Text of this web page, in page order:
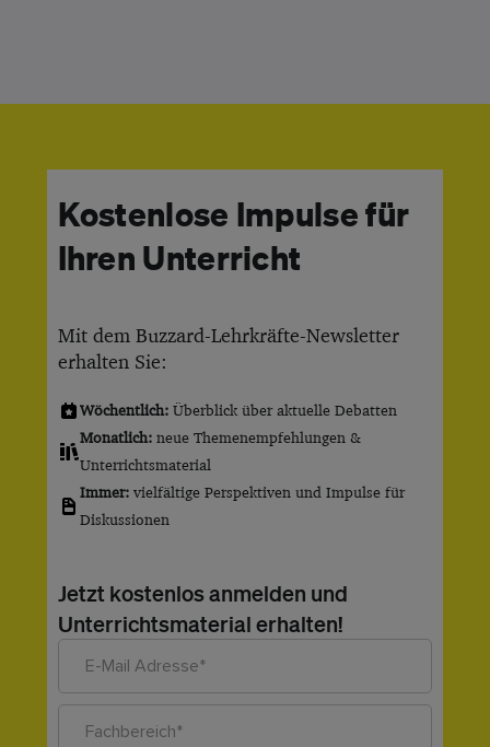
Kostenlose Impulse für
Ihren Unterricht
Mit dem Buzzard-Lehrkräfte-Newsletter
erhalten Sie:
Wöchentlich:Überblick über aktuelle Debatten
Monatlich:neue Themenempfehlungen &
Unterrichtsmaterial
Immer:vielfältige Perspektiven und Impulse für
Diskussionen
Jetzt kostenlos anmelden und
Unterrichtsmaterial erhalten!